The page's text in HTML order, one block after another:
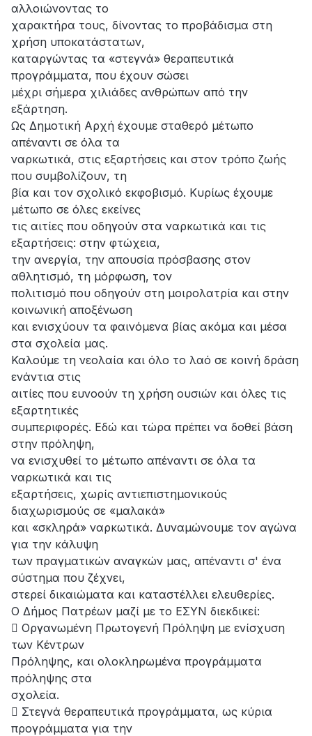
αλλοιώνοντας το
χαρακτήρα τους, δίνοντας το προβάδισμα στη
χρήση υποκατάστατων,
καταργώντας τα «στεγνά» θεραπευτικά
προγράμματα, που έχουν σώσει
μέχρι σήμερα χιλιάδες ανθρώπων από την
εξάρτηση.
Ως Δημοτική Αρχή έχουμε σταθερό μέτωπο
απέναντι σε όλα τα
ναρκωτικά, στις εξαρτήσεις και στον τρόπο ζωής
που συμβολίζουν, τη
βία και τον σχολικό εκφοβισμό. Κυρίως έχουμε
μέτωπο σε όλες εκείνες
τις αιτίες που οδηγούν στα ναρκωτικά και τις
εξαρτήσεις: στην φτώχεια,
την ανεργία, την απουσία πρόσβασης στον
αθλητισμό, τη μόρφωση, τον
πολιτισμό που οδηγούν στη μοιρολατρία και στην
κοινωνική αποξένωση
και ενισχύουν τα φαινόμενα βίας ακόμα και μέσα
στα σχολεία μας.
Καλούμε τη νεολαία και όλο το λαό σε κοινή δράση
ενάντια στις
αιτίες που ευνοούν τη χρήση ουσιών και όλες τις
εξαρτητικές
συμπεριφορές. Εδώ και τώρα πρέπει να δοθεί βάση
στην πρόληψη,
να ενισχυθεί το μέτωπο απέναντι σε όλα τα
ναρκωτικά και τις
εξαρτήσεις, χωρίς αντιεπιστημονικούς
διαχωρισμούς σε «μαλακά»
και «σκληρά» ναρκωτικά. Δυναμώνουμε τον αγώνα
για την κάλυψη
των πραγματικών αναγκών μας, απέναντι σ' ένα
σύστημα που ζέχνει,
στερεί δικαιώματα και καταστέλλει ελευθερίες.
Ο Δήμος Πατρέων μαζί με το ΕΣΥΝ διεκδικεί:
 Οργανωμένη Πρωτογενή Πρόληψη με ενίσχυση
των Κέντρων
Πρόληψης, και ολοκληρωμένα προγράμματα
πρόληψης στα
σχολεία.
 Στεγνά θεραπευτικά προγράμματα, ως κύρια
προγράμματα για την